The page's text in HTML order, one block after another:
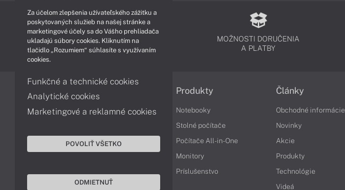
PODPORA A SERVIS
MOŽNOSTI DORUČENIA
A PLATBY
Informácie
Obchodné podmienky
Ochrana osobných údajov
Cookies
Produkty
Notebooky
Stolné počítače
Počítače All-in-One
Monitory
Príslušenstvo
Články
Obchodné informácie
Novinky
Akcie
Produkty
Technológie
Videá
Za účelom zlepšenia užívateľského zážitku a
poskytovaných služieb na našej stránke a
marketingové účely sa do Vášho prehliadača
ukladajú súbory cookies. Kliknutím na
tlačidlo „Rozumiem“ súhlasíte s využívaním
cookies.
Funkčné a technické cookies
Analytické cookies
Marketingové a reklamné cookies
POVOLIŤ VŠETKO
ODMIETNUŤ